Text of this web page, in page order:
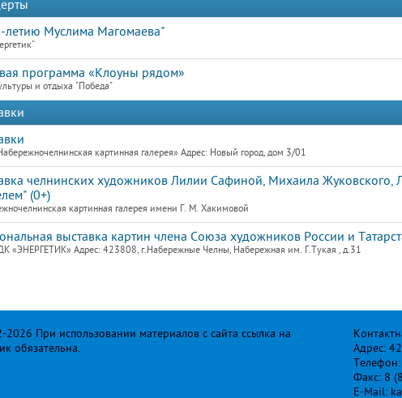
летию Муслима Магомаева"
программа «Клоуны рядом»
и отдыха "Победа"
картинная галерея» Адрес: Новый город, дом 3/01
челнинских художников Лилии Сафиной, Михаила Жуковского,
(0+)
картинная галерея имени Г. М. Хакимовой
выставка картин члена Союза художников России и
«ЭНЕРГЕТИК» Адрес: 423808, г.Набережные Челны, Набережная им. Г.Тукая , д.31
При использовании материалов с сайта ссылка на
обязательна.
Адрес:
Факс: 8
E-Mail: